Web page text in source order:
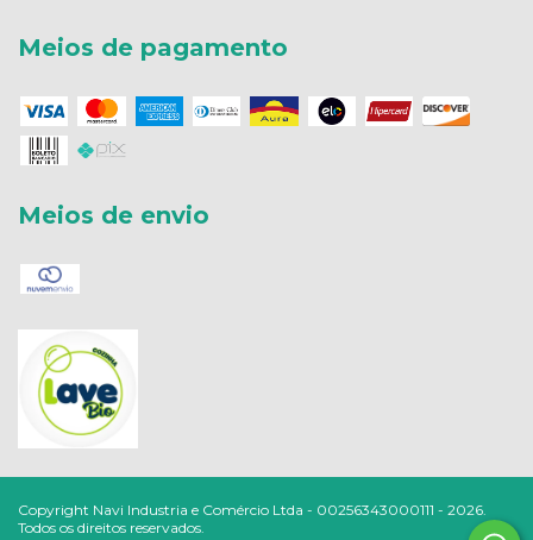
Meios de pagamento
Meios de envio
Copyright Navi Industria e Comércio Ltda - 00256343000111 - 2026.
Todos os direitos reservados.